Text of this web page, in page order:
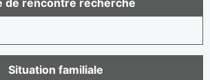
Situation familiale